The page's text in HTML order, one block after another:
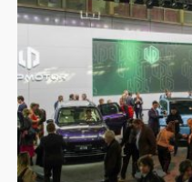
NEWSLETTER
SÍGUENOS